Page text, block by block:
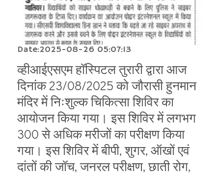
Date:2025-08-26 05:07:13
व्हीआईएसएम हॉस्पिटल तुरारी द्वारा आज
दिनांक 23/08/2025 को जौरासी हुनमान
मंदिर में निःशुल्क चिकित्सा शिविर का
आयोजन किया गया। इस शिविर में लगभग
300 से अधिक मरीजों का परीक्षण किया
गया। इस शिविर में बीपी, शुगर, ऑखों एवं
दांतों की जॉच, जनरल परीक्षण, छाती रोग,